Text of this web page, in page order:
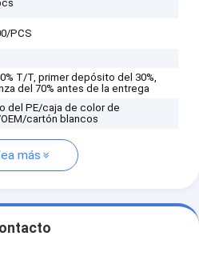
PCS
T/T, primer depósito del 30%,
del 70% antes de la entrega
del PE/caja de color de
cartón blancos
más